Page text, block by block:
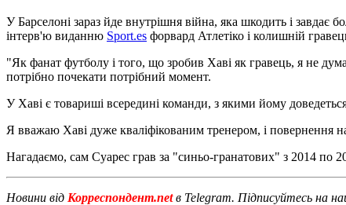
У Барселоні зараз йде внутрішня війна, яка шкодить і завдає
інтерв'ю виданню Sport.es форвард Атлетіко і колишній
"Як фанат футболу і того, що зробив Хаві як гравець, я не
потрібно почекати потрібний момент.
У Хаві є товариші всередині команди, з якими йому
Я вважаю Хаві дуже кваліфікованим тренером, і
Нагадаємо, сам Суарес грав за "синьо-гранатових" з 2014 по
Новини від Корреспондент.netв Telegram. Підписуйтесь на